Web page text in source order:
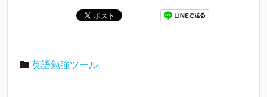
英語勉強ツール